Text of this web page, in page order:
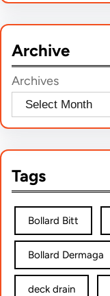
c
h
Archive
Archives
Tags
Bollard Bitt
Bollard Dermaga
deck drain